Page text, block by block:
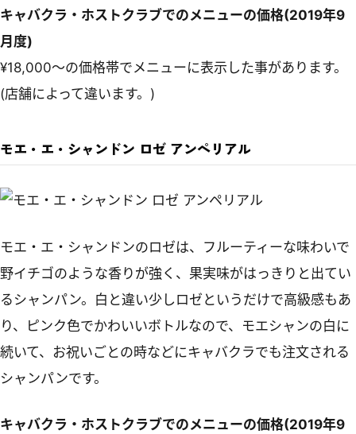
キャバクラ・ホストクラブでのメニューの価格(2019年9
月度)
¥18,000～の価格帯でメニューに表示した事があります。
(店舗によって違います。)
モエ・エ・シャンドン ロゼ アンペリアル
モエ・エ・シャンドンのロゼは、フルーティーな味わいで
野イチゴのような香りが強く、果実味がはっきりと出てい
るシャンパン。白と違い少しロゼというだけで高級感もあ
り、ピンク色でかわいいボトルなので、モエシャンの白に
続いて、お祝いごとの時などにキャバクラでも注文される
シャンパンです。
キャバクラ・ホストクラブでのメニューの価格(2019年9